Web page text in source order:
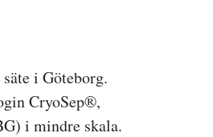
i Göteborg.
CryoSep®,
i mindre skala.